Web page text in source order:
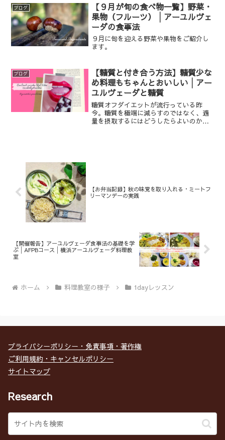
量限定ですので、LINEから先行予約して
いただくのがおすすめです。
ブログ
【９月が旬の食べ物一覧】野菜・
果物（フルーツ）│アーユルヴェ
ーダの食事法
９月に旬を迎える野菜や果物をご紹介し
ます。
ブログ
【糖質と付き合う方法】糖質少な
め料理もちゃんとおいしい│アー
ユルヴェーダと糖質
糖質オフダイエットが流行っている昨
今。糖質を極端に減らすのではなく、適
量を摂取するにはどうしたらよいのか。
【お弁当記録】秋の味覚を取り入れる・ミートフ
リーマンデーの実践
【開催報告】アーユルヴェーダ食事法の基礎を学
ぶ│AFPBコース│横浜アーユルヴェーダ料理教
室
ホーム 料理教室の様子 1dayレッスン
プライバシーポリシー・免責事項・著作権
ご利用規約・キャンセルポリシー
サイトマップ
Research